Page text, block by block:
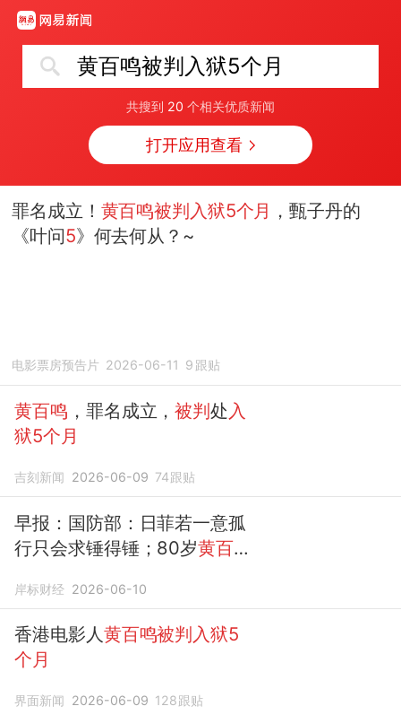
黄百鸣被判入狱5个月
共搜到 20 个相关优质新闻
打开应用查看
罪名成立！ 黄百鸣被判入狱5个月 ，甄子丹的
《叶问5》何去何从？~
电影票房预告片 2026-06-11 9 跟贴
黄百鸣 ，罪名成立，被判处 入
狱5个月
吉刻新闻 2026-06-09 74跟贴
早报：国防部：日菲若一意孤
行只会求锤得锤；80岁黄百鸣
废了之前的话；女子被确诊“过
度恋爱脑”
岸标财经 2026-06-10
香港电影人黄百鸣被判入狱5
个月
界面新闻 2026-06-09 128跟贴